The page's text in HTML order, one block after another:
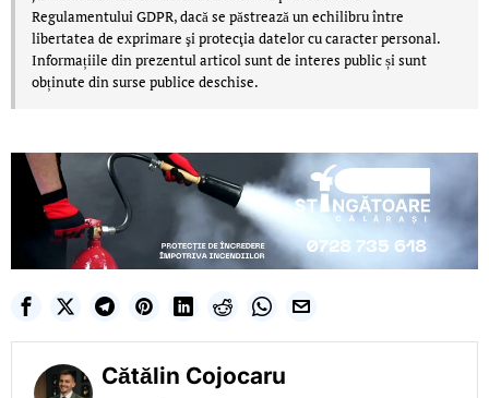
Regulamentului GDPR, dacă se păstrează un echilibru între
libertatea de exprimare şi protecţia datelor cu caracter personal.
Informațiile din prezentul articol sunt de interes public și sunt
obținute din surse publice deschise.
Cătălin Cojocaru